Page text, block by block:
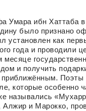
Умара ибн Хаттаба
было признано
установлен как
года и проводили
и получить
приближённым.
которые особенно
назывались
Алжир и Марокко,